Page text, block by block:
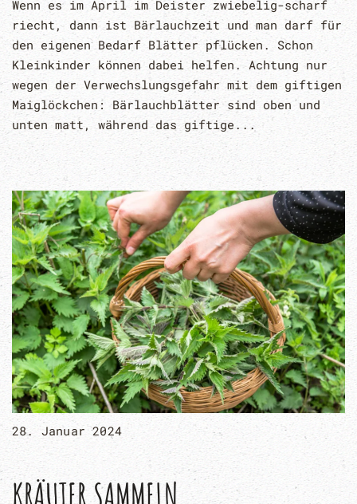
Wenn es im April im Deister zwiebelig-scharf
riecht, dann ist Bärlauchzeit und man darf für
den eigenen Bedarf Blätter pflücken. Schon
Kleinkinder können dabei helfen. Achtung nur
wegen der Verwechslungsgefahr mit dem giftigen
Maiglöckchen: Bärlauchblätter sind oben und
unten matt, während das giftige...
28. Januar 2024
KRÄUTER SAMMELN